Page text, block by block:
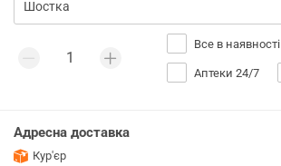
Все в наявності
Аптеки 24/7
Адресна доставка
Кур'єр